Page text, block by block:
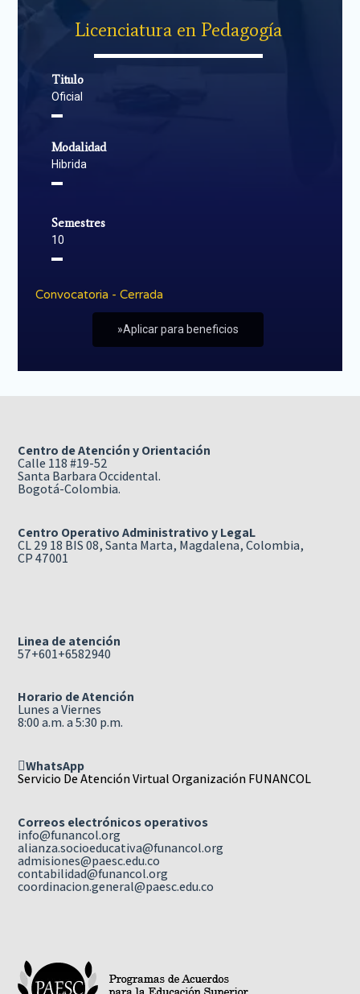
Licenciatura en Pedagogía
▬▬▬▬▬▬▬▬▬▬▬▬▬▬
Titulo
Oficial
▬
Modalidad
Hibrida
▬
Semestres
10
▬
Convocatoria - Cerrada
»Aplicar para beneficios
Centro de Atención y Orientación
Calle 118 #19-52
Santa Barbara Occidental.
Bogotá-Colombia.
Centro Operativo Administrativo y LegaL
CL 29 18 BIS 08, Santa Marta, Magdalena, Colombia,
CP 47001
Linea de atención
57+601+6582940
Horario de Atención
Lunes a Viernes
8:00 a.m. a 5:30 p.m.
WhatsApp
Servicio De Atención Virtual Organización FUNANCOL
Correos electrónicos operativos
info@funancol.org
alianza.socioeducativa@funancol.org
admisiones@paesc.edu.co
contabilidad@funancol.org
coordinacion.general@paesc.edu.co